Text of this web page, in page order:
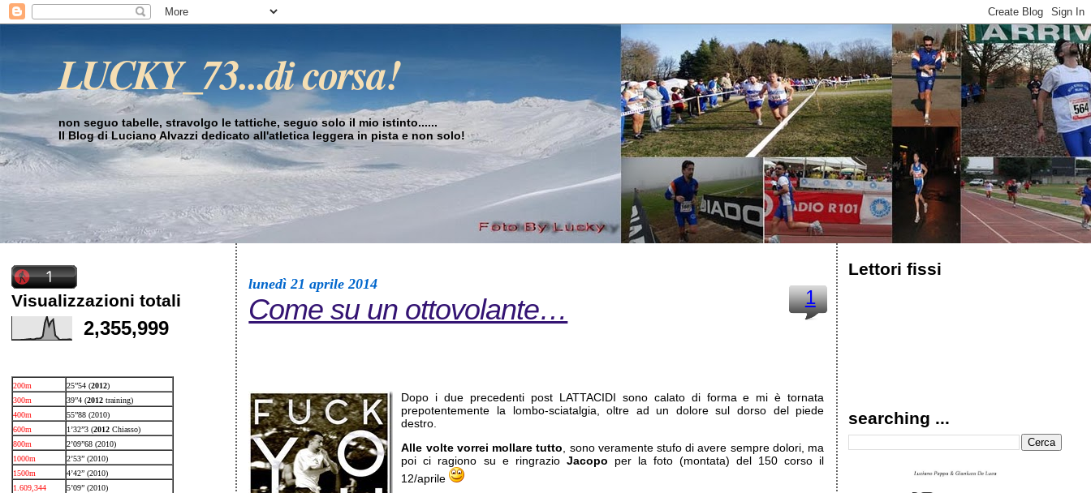
LUCKY_73...di corsa!
non seguo tabelle, stravolgo le tattiche, seguo solo il mio istinto......
Il Blog di Luciano Alvazzi dedicato all'atletica leggera in pista e non solo!
Visualizzazioni totali
2,355,999
200m 25”54 (2012)
300m
39”4 (2012 training)
400m
55”88 (2010)
600m
1’32”3 (2012 Chiasso)
800m
2’09”68 (2010)
1000m
2’53” (2010)
1500m
4’42” (2010)
1.609,344
5’09” (2010)
lunedì 21 aprile 2014
1
Come su un ottovolante…
Dopo i due precedenti post LATTACIDI sono calato di forma e mi è tornata
prepotentemente la lombo-sciatalgia, oltre ad un dolore sul dorso del piede
destro.
Alle volte vorrei mollare tutto , sono veramente stufo di avere sempre dolori, ma
poi ci ragiono su e ringrazio Jacopo per la foto (montata) del 150 corso il
12/aprile
Lettori fissi
searching ...